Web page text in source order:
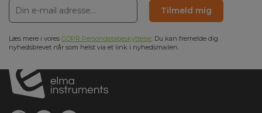
Tilmeld mig
Læs mere i vores GDPR Persondatabeskyttelse. Du kan fremelde dig
nyhedsbrevet når som helst via et link i nyhedsmailen.